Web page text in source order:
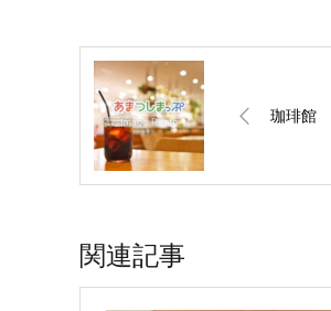
珈琲館
関連記事